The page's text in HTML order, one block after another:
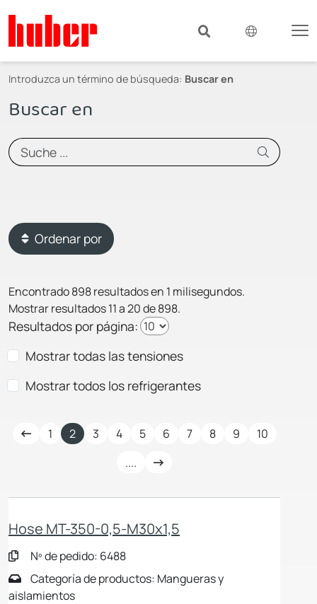
Introduzca un término de búsqueda: Buscar en
Buscar en
Ordenar por
Encontrado 898 resultados en 1 milisegundos.
Mostrar resultados 11 a 20 de 898.
Resultados por página:
Mostrar todas las tensiones
Mostrar todos los refrigerantes
1 2 3 4 5 6 7 8 9
10
....
Hose MT-350-0,5-M30x1,5
Nº de pedido: 6488
Categoría de productos: Mangueras y
aislamientos